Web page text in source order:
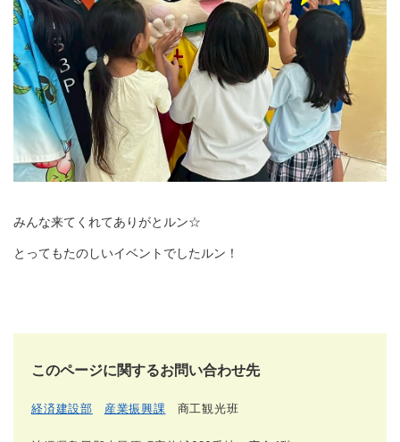
みんな来てくれてありがとルン☆
とってもたのしいイベントでしたルン！
このページに関するお問い合わせ先
経済建設部 産業振興課 商工観光班